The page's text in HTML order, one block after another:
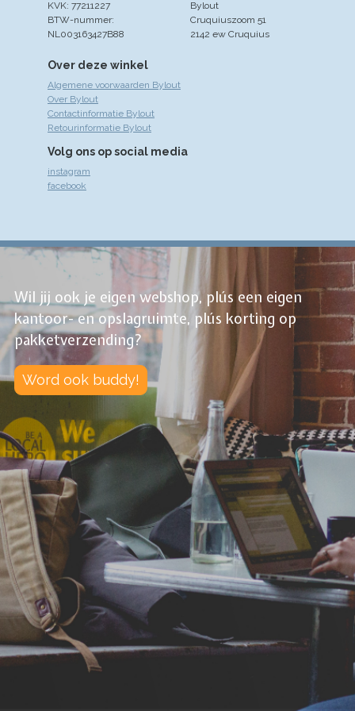
Over deze winkel
Algemene voorwaarden Bylout
Over Bylout
Contactinformatie Bylout
Retourinformatie Bylout
Volg ons op social media
instagram
facebook
Bylout
Cruquiuszoom 51
2142 ew Cruquius
KVK: 77211227
BTW-nummer:
NL003163427B88
Wil jij ook je eigen webshop, plús een eigen
kantoor- en opslagruimte, plús korting op
pakketverzending?
Word ook buddy!